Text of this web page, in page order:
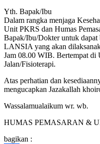
Yth. Bapak/Ibu
Dalam rangka menjaga
Unit PKRS dan Humas
Bapak/Ibu/Dokter untuk
LANSIA yang akan
Jam 08.00 WIB. Bertempat
Jalan/Fisioterapi.
Atas perhatian dan
mengucapkan Jazakallah
Wassalamualaikum wr. wb.
HUMAS PEMASARAN &
bagikan :